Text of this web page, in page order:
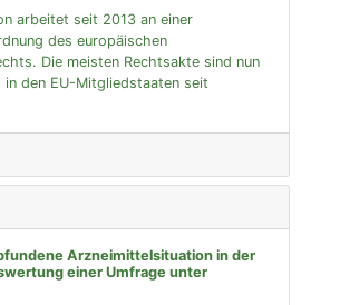
arbeitet seit 2013 an einer
des europäischen
Die meisten Rechtsakte sind nun
den EU-Mitgliedstaaten seit
Arzneimittelsituation in der
einer Umfrage unter